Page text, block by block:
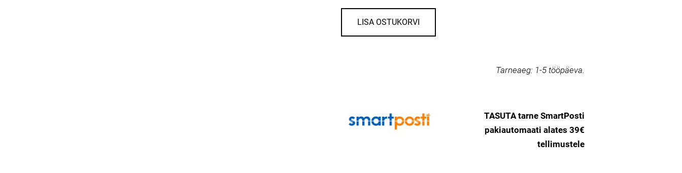
LISA OSTUKORVI
Tarneaeg: 1-5 tööpäeva.
TASUTA tarne SmartPosti
pakiautomaati alates 39€
tellimustele